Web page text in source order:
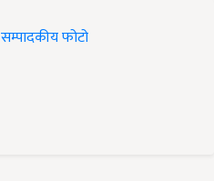
सम्पादकीयफोटो